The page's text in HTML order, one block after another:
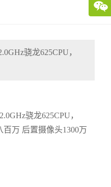
骁龙625CPU，
骁龙625CPU，
百万 后置摄像头1300万